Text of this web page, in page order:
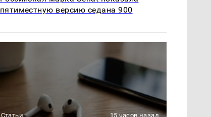
пятиместную версию седана 900
Статьи 15 часов назад